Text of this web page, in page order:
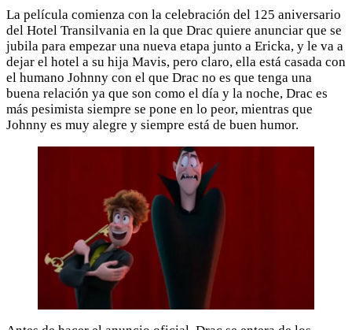
La película comienza con la celebración del 125 aniversario
del Hotel Transilvania en la que Drac quiere anunciar que se
jubila para empezar una nueva etapa junto a Ericka, y le va a
dejar el hotel a su hija Mavis, pero claro, ella está casada con
el humano Johnny con el que Drac no es que tenga una
buena relación ya que son como el día y la noche, Drac es
más pesimista siempre se pone en lo peor, mientras que
Johnny es muy alegre y siempre está de buen humor.